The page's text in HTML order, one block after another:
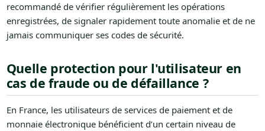
recommandé de vérifier régulièrement les opérations
enregistrées, de signaler rapidement toute anomalie et de ne
jamais communiquer ses codes de sécurité.
Quelle protection pour l'utilisateur en
cas de fraude ou de défaillance ?
En France, les utilisateurs de services de paiement et de
monnaie électronique bénéficient d’un certain niveau de